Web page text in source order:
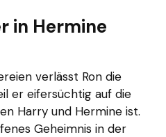
in Hermine
verlässt Ron die
er eifersüchtig auf die
Harry und Hermine ist.
Geheimnis in der